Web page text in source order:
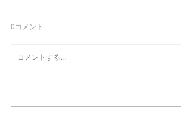
0コメント